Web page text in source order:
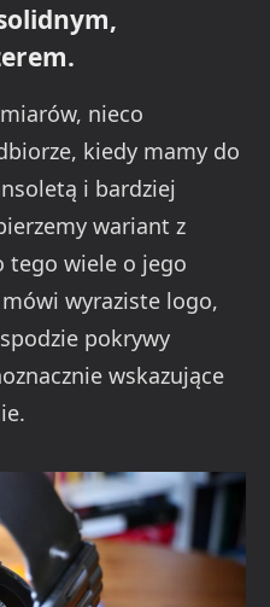
nieco
kiedy mamy do
i bardziej
wariant z
tego wiele o jego
wyraziste logo,
pokrywy
wskazujące